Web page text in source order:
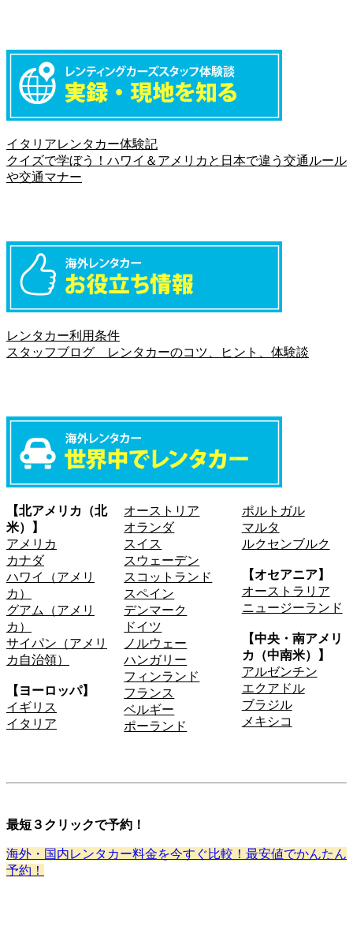
イタリアレンタカー体験記
クイズで学ぼう！ハワイ＆アメリカと日本で違う交通ルール
や交通マナー
レンタカー利用条件
スタッフブログ レンタカーのコツ、ヒント、体験談
【北アメリカ（北
米）】
アメリカ
カナダ
ハワイ（アメリ
カ）
グアム（アメリ
カ）
サイパン（アメリ
カ自治領）
【ヨーロッパ】
イギリス
イタリア
オーストリア
オランダ
スイス
スウェーデン
スコットランド
スペイン
デンマーク
ドイツ
ノルウェー
ハンガリー
フィンランド
フランス
ベルギー
ポーランド
ポルトガル
マルタ
ルクセンブルク
【オセアニア】
オーストラリア
ニュージーランド
【中央・南アメリ
カ（中南米）】
アルゼンチン
エクアドル
ブラジル
メキシコ
最短３クリックで予約！
海外・国内レンタカー料金を今すぐ比較！最安値でかんたん
予約！